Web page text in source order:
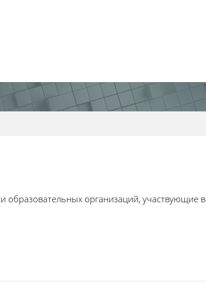
образовательных организаций, участвующие в